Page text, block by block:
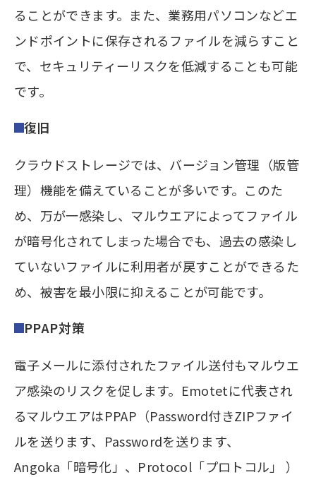
ることができます。また、業務用パソコンなどエ
ンドポイントに保存されるファイルを減らすこと
で、セキュリティーリスクを低減することも可能
です。
復旧
クラウドストレージでは、バージョン管理（版管
理）機能を備えていることが多いです。このた
め、万が一感染し、マルウエアによってファイル
が暗号化されてしまった場合でも、過去の感染し
ていないファイルに利用者が戻すことができるた
め、被害を最小限に抑えることが可能です。
PPAP対策
電子メールに添付されたファイル送付もマルウエ
ア感染のリスクを促します。Emotetに代表され
るマルウエアはPPAP（Password付きZIPファイ
ルを送ります、Passwordを送ります、
Angoka「暗号化」、Protocol「プロトコル」 ）